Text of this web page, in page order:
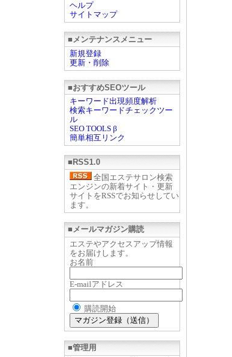
ヘルプ
サイトマップ
■メンテナンスメニュー
新規登録
更新・削除
■おすすめSEOツール
キーワード出現頻度解析
検索キーワードチェックツー
ル
SEO TOOLS β
簡単相互リンク
■RSS1.0
全国エステサロン検索
エンジンの新着サイト・更新
サイトをRSSでお知らせしてい
ます。
■メールマガジン購読
エステやアクセスアップ情報
をお届けします。
お名前
E-mailアドレス
購読開始
■管理用